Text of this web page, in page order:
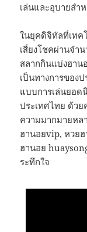
เล่นและอุบายสำ
ในยุคดิจิทัลที่เทค
เสี่ยงโชคผ่านจำ
สลากกินแบ่งฮาน
เป็นทางการของ
แบบการเล่นยอด
ประเทศไทย ด้วย
ความมากมายหล
ฮานอยvip, หวย
ฮานอย
ระทึกใจ